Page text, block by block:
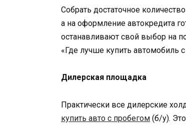
Собрать достаточное
а на оформление автокредита
останавливают свой выбор на
«Где лучше купить автомобиль
Дилерская площадка
Практически все дилерские
купить авто с пробегом (б/у).